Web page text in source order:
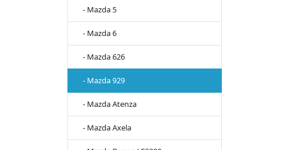
- Mazda 5
- Mazda 6
- Mazda 626
- Mazda 929
- Mazda Atenza
- Mazda Axela